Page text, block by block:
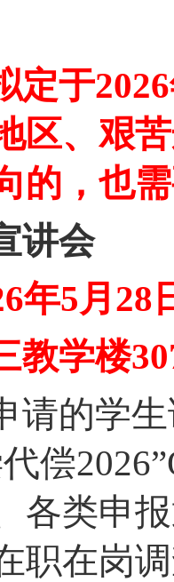
定于
区、艰
的，也
讲会
6年5月28
教学楼
请的学
偿2026”
各类申
职在岗